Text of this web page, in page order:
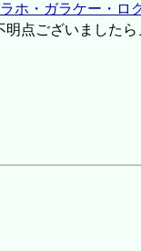
ホ・ガラケー・ロ
点ございましたら